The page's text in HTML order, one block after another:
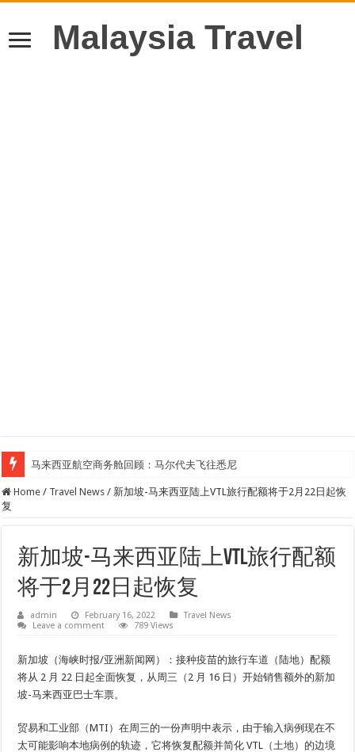
Malaysia Travel
马来西亚航空商务舱回顾：马尔代夫飞往悉尼
Home / Travel News / 新加坡-马来西亚陆上VTL旅行配额将于2月22日起恢
复
新加坡-马来西亚陆上VTL旅行配额
将于2月22日起恢复
admin February 16, 2022
Travel News
Leave a comment
789 Views
新加坡（海峡时报/亚洲新闻网）：接种疫苗的旅行车道（陆地）配额
将从 2 月 22 日起全面恢复，从周三（2 月 16 日）开始销售额外的新加
坡-马来西亚巴士车票。
贸易和工业部（MTI）在周三的一份声明中表示，由于输入病例现在不
太可能影响本地病例的轨迹，它将恢复配额并简化 VTL（土地）的边境